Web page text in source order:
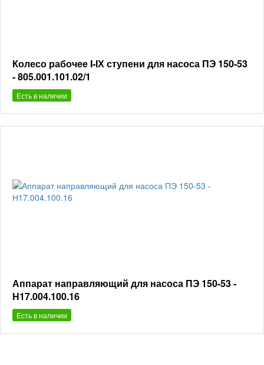
Колесо рабочее I-IХ ступени для насоса ПЭ 150-53
- 805.001.101.02/1
Есть в наличии
Аппарат направляющий для насоса ПЭ 150-53 -
Н17.004.100.16
Есть в наличии